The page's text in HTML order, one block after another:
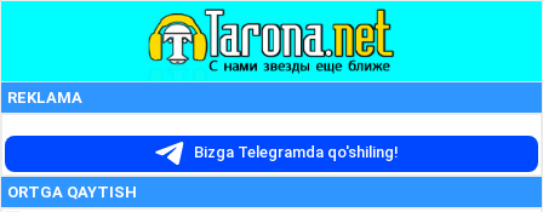
REKLAMA
Bizga Telegramda qo'shiling!
ORTGA QAYTISH